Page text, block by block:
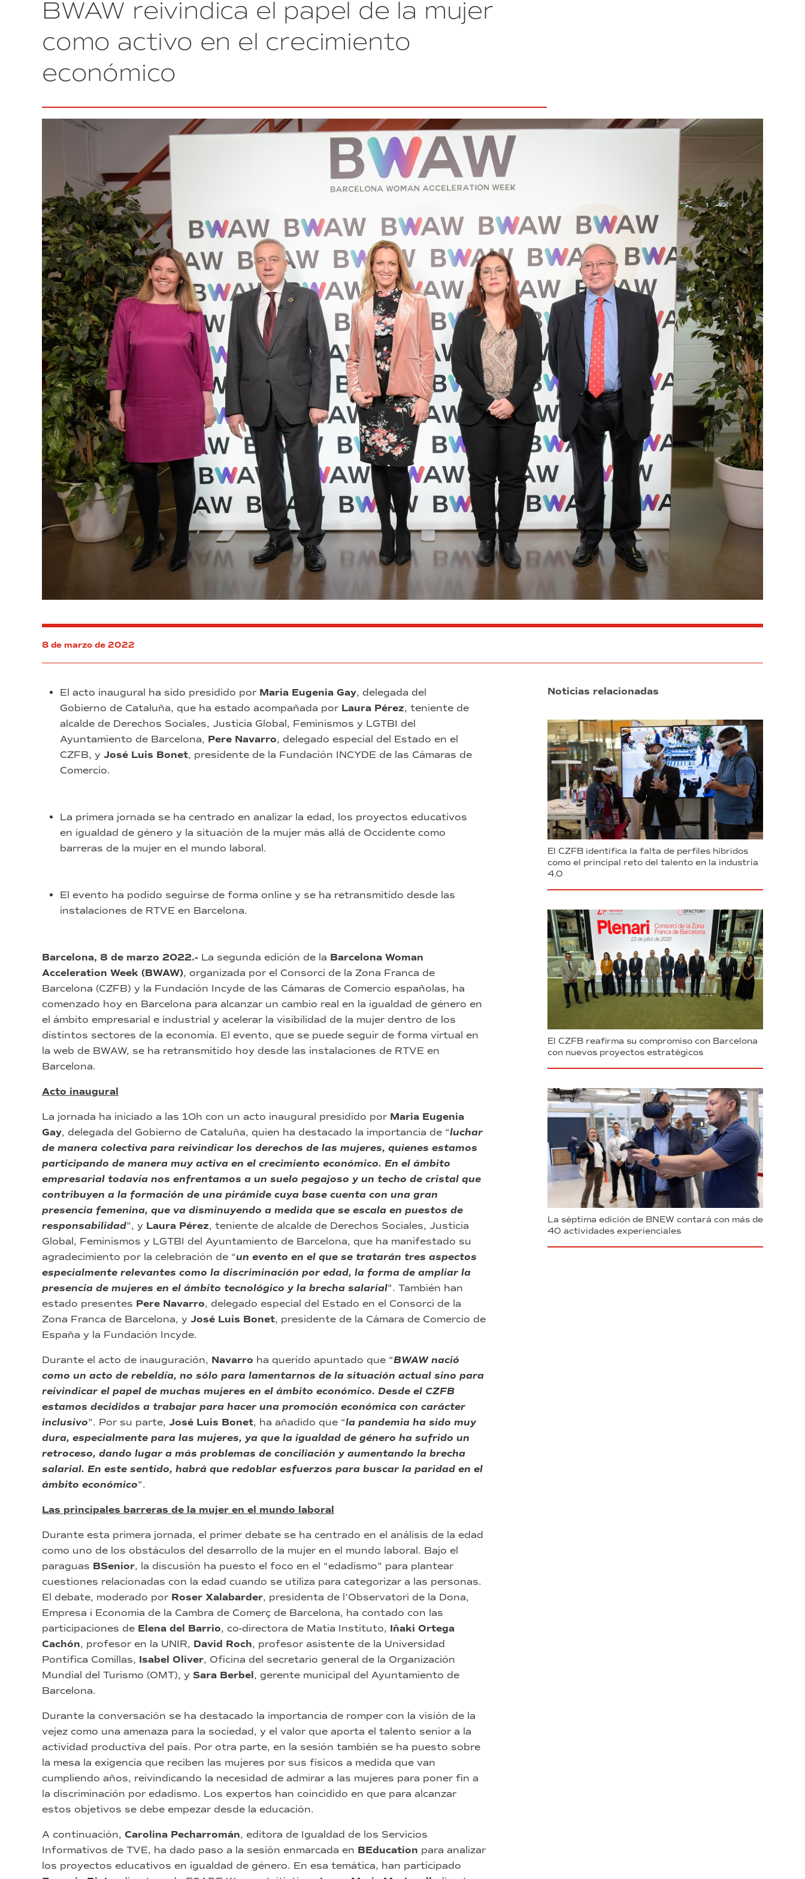
BWAW reivindica el papel de la mujer
como activo en el crecimiento
económico
8 de marzo de 2022
El acto inaugural ha sido presidido por Maria Eugenia Gay, delegada del
Gobierno de Cataluña, que ha estado acompañada por Laura Pérez, teniente de
alcalde de Derechos Sociales, Justicia Global, Feminismos y LGTBI del
Ayuntamiento de Barcelona, Pere Navarro, delegado especial del Estado en el
CZFB, y José Luis Bonet, presidente de la Fundación INCYDE de las Cámaras de
Comercio.
La primera jornada se ha centrado en analizar la edad, los proyectos educativos
en igualdad de género y la situación de la mujer más allá de Occidente como
barreras de la mujer en el mundo laboral.
El evento ha podido seguirse de forma online y se ha retransmitido desde las
instalaciones de RTVE en Barcelona.
Barcelona, 8 de marzo 2022.- La segunda edición de la Barcelona Woman
Acceleration Week (BWAW), organizada por el Consorci de la Zona Franca de
Barcelona (CZFB) y la Fundación Incyde de las Cámaras de Comercio españolas, ha
comenzado hoy en Barcelona para alcanzar un cambio real en la igualdad de género en
el ámbito empresarial e industrial y acelerar la visibilidad de la mujer dentro de los
distintos sectores de la economía. El evento, que se puede seguir de forma virtual en
la web de BWAW, se ha retransmitido hoy desde las instalaciones de RTVE en
Barcelona.
Acto inaugural
La jornada ha iniciado a las 10h con un acto inaugural presidido por Maria Eugenia
Gay, delegada del Gobierno de Cataluña, quien ha destacado la importancia de “luchar
de manera colectiva para reivindicar los derechos de las mujeres, quienes estamos
participando de manera muy activa en el crecimiento económico. En el ámbito
empresarial todavía nos enfrentamos a un suelo pegajoso y un techo de cristal que
contribuyen a la formación de una pirámide cuya base cuenta con una gran
presencia femenina, que va disminuyendo a medida que se escala en puestos de
responsabilidad”, y Laura Pérez, teniente de alcalde de Derechos Sociales, Justicia
Global, Feminismos y LGTBI del Ayuntamiento de Barcelona, que ha manifestado su
agradecimiento por la celebración de “un evento en el que se tratarán tres aspectos
especialmente relevantes como la discriminación por edad, la forma de ampliar la
presencia de mujeres en el ámbito tecnológico y la brecha salarial”. También han
estado presentes Pere Navarro, delegado especial del Estado en el Consorci de la
Zona Franca de Barcelona, y José Luis Bonet, presidente de la Cámara de Comercio de
España y la Fundación Incyde.
Durante el acto de inauguración, Navarro ha querido apuntado que “BWAW nació
como un acto de rebeldía, no sólo para lamentarnos de la situación actual sino para
reivindicar el papel de muchas mujeres en el ámbito económico. Desde el CZFB
estamos decididos a trabajar para hacer una promoción económica con carácter
inclusivo”. Por su parte, José Luis Bonet, ha añadido que “la pandemia ha sido muy
dura, especialmente para las mujeres, ya que la igualdad de género ha sufrido un
retroceso, dando lugar a más problemas de conciliación y aumentando la brecha
salarial. En este sentido, habrá que redoblar esfuerzos para buscar la paridad en el
ámbito económico”.
Las principales barreras de la mujer en el mundo laboral
Durante esta primera jornada, el primer debate se ha centrado en el análisis de la edad
como uno de los obstáculos del desarrollo de la mujer en el mundo laboral. Bajo el
paraguas BSenior, la discusión ha puesto el foco en el “edadismo” para plantear
cuestiones relacionadas con la edad cuando se utiliza para categorizar a las personas.
El debate, moderado por Roser Xalabarder, presidenta de l’Observatori de la Dona,
Empresa i Economia de la Cambra de Comerç de Barcelona, ha contado con las
participaciones de Elena del Barrio, co-directora de Matia Instituto, Iñaki Ortega
Cachón, profesor en la UNIR, David Roch, profesor asistente de la Universidad
Pontífica Comillas, Isabel Oliver, Oficina del secretario general de la Organización
Mundial del Turismo (OMT), y Sara Berbel, gerente municipal del Ayuntamiento de
Barcelona.
Durante la conversación se ha destacado la importancia de romper con la visión de la
vejez como una amenaza para la sociedad, y el valor que aporta el talento senior a la
actividad productiva del país. Por otra parte, en la sesión también se ha puesto sobre
la mesa la exigencia que reciben las mujeres por sus físicos a medida que van
cumpliendo años, reivindicando la necesidad de admirar a las mujeres para poner fin a
la discriminación por edadismo. Los expertos han coincidido en que para alcanzar
estos objetivos se debe empezar desde la educación.
A continuación, Carolina Pecharromán, editora de Igualdad de los Servicios
Informativos de TVE, ha dado paso a la sesión enmarcada en BEducation para analizar
los proyectos educativos en igualdad de género. En esa temática, han participado
de
BWAW
más
de
registrados
de
visibilidad
referentes
femeninos
Noticias relacionadas
El CZFB identifica la falta de perfiles híbridos
como el principal reto del talento en la industria
4.0
El CZFB reafirma su compromiso con Barcelona
con nuevos proyectos estratégicos
La séptima edición de BNEW contará con más de
40 actividades experienciales